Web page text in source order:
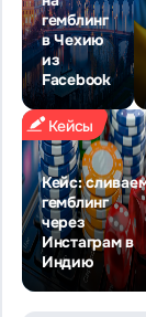
гемблинг
в Чехию
из
Facebook
Кейсы
Кейс:
гемблинг
через
Инстаграм в
Индию